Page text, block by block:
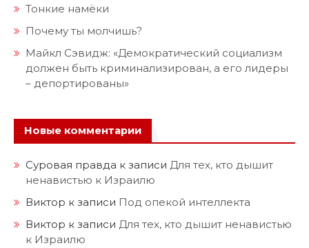
Тонкие намёки
Почему ты молчишь?
Майкл Сэвидж: «Демократический социализм
должен быть криминализирован, а его лидеры
– депортированы»
Новые комментарии
Суровая правда к записи Для тех, кто дышит
ненавистью к Израилю
Виктор к записи Под опекой интеллекта
Виктор к записи Для тех, кто дышит ненавистью
к Израилю